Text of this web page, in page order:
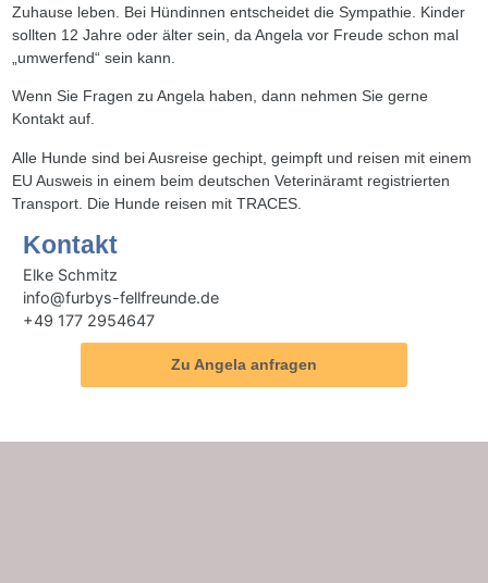
Zuhause leben. Bei Hündinnen entscheidet die Sympathie. Kinder
sollten 12 Jahre oder älter sein, da Angela vor Freude schon mal
„umwerfend“ sein kann.
Wenn Sie Fragen zu Angela haben, dann nehmen Sie gerne
Kontakt auf.
Alle Hunde sind bei Ausreise gechipt, geimpft und reisen mit einem
EU Ausweis in einem beim deutschen Veterinäramt registrierten
Transport. Die Hunde reisen mit TRACES.
Kontakt
Elke Schmitz
info@furbys-fellfreunde.de
+49 177 2954647
Zu Angela anfragen